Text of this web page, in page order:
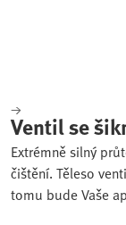
Ventil se
Extrémně silný
čištění. Těleso
tomu bude Vaše